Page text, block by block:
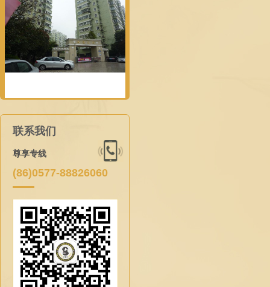
联系我们
尊享专线
(86)0577-88826060